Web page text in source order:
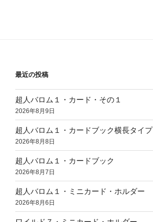
最近の投稿
超人バロム１・カード・その１
2026年8月9日
超人バロム１・カードブック横長タイプ
2026年8月8日
超人バロム１・カードブック
2026年8月7日
超人バロム１・ミニカード・ホルダー
2026年8月6日